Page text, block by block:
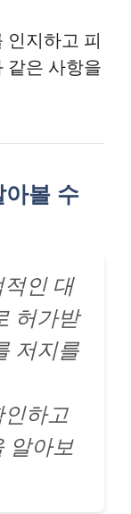
인지하고 피
같은 사항을
볼 수
인 대
허가받
저지를
하고
알아보